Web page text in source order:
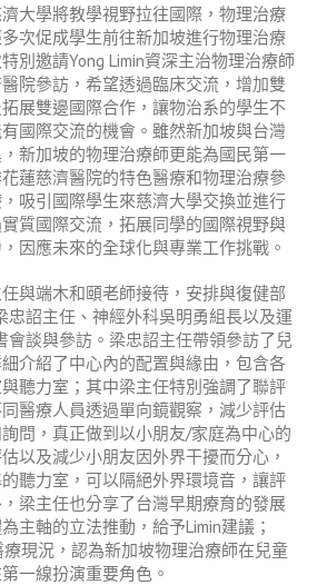
大學將教學視野拉往國際，物理治療
次促成學生前往新加坡進行物理治療
別邀請Yong Limin資深主治物理治療師
院參訪，希望透過臨床交流，增加雙
展雙邊國際合作，讓物治系的學生不
國際交流的機會。雖然新加坡與台灣
新加坡的物理治療師更能為國民第一
蓮慈濟醫院的特色醫療和物理治療參
吸引國際學生來慈濟大學交換並進行
質國際交流，拓展同學的國際視野與
因應未來的全球化與專業工作挑戰。
與端木和頤老師接待，安排與復健部
忠詔主任、神經外科吳明勇組長以及運
會談與參訪。梁忠詔主任帶領參訪了兒
介紹了中心內的配置與緣由，包含各
聽力室；其中梁主任特別強調了聯評
醫療人員透過單向鏡觀察，減少評估
問，真正做到以小朋友/家庭為中心的
以及減少小朋友因外界干擾而分心，
聽力室，可以隔絕外界環境音，讓評
梁主任也分享了台灣早期療育的發展
主軸的立法推動，給予Limin建議；
現況，認為新加坡物理治療師在兒童
一線扮演重要角色。